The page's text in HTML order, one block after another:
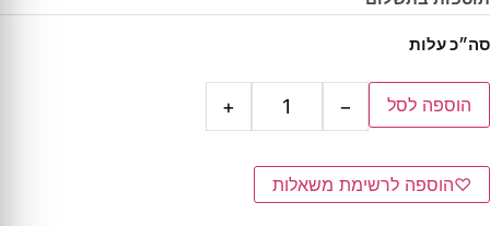
סה״כ עלות
−
+ הוספה לסל
♡הוספה לרשימת משאלות